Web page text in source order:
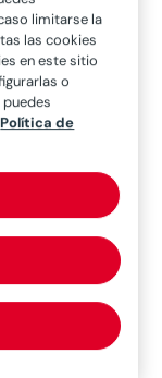
y le
con el
a
y
con
limitarse la
las cookies
en este sitio
o
Política de